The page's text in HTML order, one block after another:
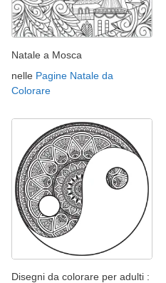
Natale a Mosca
nelle Pagine Natale da
Colorare
Disegni da colorare per adulti :